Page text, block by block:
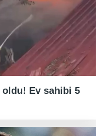
oldu! Ev sahibi 5